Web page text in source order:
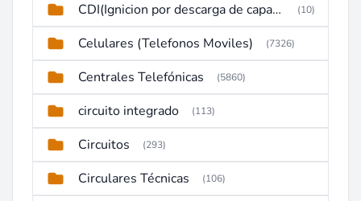
CDI(Ignicion por descarga de capacitor) (10)
Celulares (Telefonos Moviles) (7326)
Centrales Telefónicas (5860)
circuito integrado (113)
Circuitos (293)
Circulares Técnicas (106)